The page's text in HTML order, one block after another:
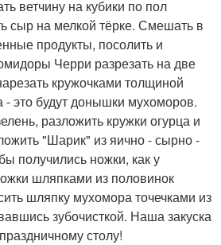
ветчину на кубики по пол
сыр на мелкой тёрке. Смешать в
продукты, посолить и
Черри разрезать на две
кружочками толщиной
- это будут донышки мухоморов.
разложить кружки огурца и
"Шарик" из яично - сырно -
получились ножки, как у
шляпками из половинок
шляпку мухомора точечками из
зубочисткой. Наша закуска
столу!